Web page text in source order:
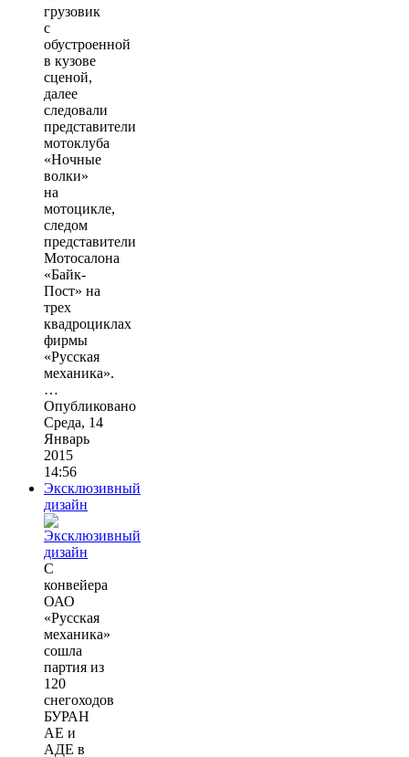
грузовик
с
обустроенной
в кузове
сценой,
далее
следовали
представители
мотоклуба
«Ночные
волки»
на
мотоцикле,
следом
представители
Мотосалона
«Байк-
Пост» на
трех
квадроциклах
фирмы
«Русская
механика».
…
Опубликовано
Среда, 14
Январь
2015
14:56
Эксклюзивный
дизайн
С
конвейера
ОАО
«Русская
механика»
сошла
партия из
120
снегоходов
БУРАН
АЕ и
АДЕ в